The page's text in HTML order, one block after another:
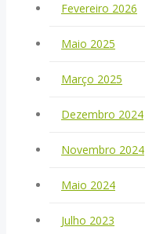
Fevereiro 2026
Maio 2025
Março 2025
Dezembro 2024
Novembro 2024
Maio 2024
Julho 2023